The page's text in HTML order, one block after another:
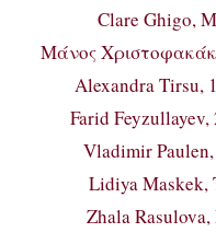
Clare Ghigo,
Μάνος
Alexandra Tirsu,
Farid Feyzullayev,
Vladimir
Lidiya Maskek,
Zhala